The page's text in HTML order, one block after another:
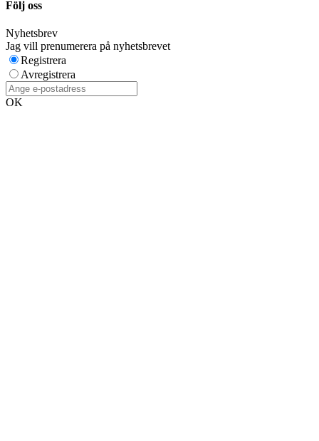
Följ oss
Nyhetsbrev
Jag vill prenumerera på nyhetsbrevet
Registrera
Avregistrera
OK